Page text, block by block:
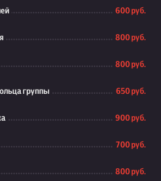
600 руб.
800 руб.
800 руб.
группы 650 руб.
900 руб.
700 руб.
800 руб.